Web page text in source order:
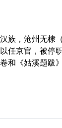
，沧州无棣
任京官，被
和《姑溪题跋》